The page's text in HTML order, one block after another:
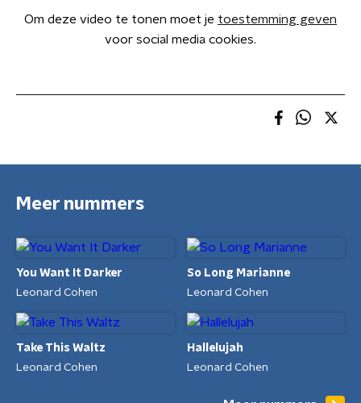
Om deze video te tonen moet je toestemming geven
voor social media cookies.
Meer nummers
You Want It Darker
Leonard Cohen
So Long Marianne
Leonard Cohen
Take This Waltz
Leonard Cohen
Hallelujah
Leonard Cohen